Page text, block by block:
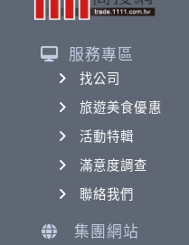
服務專區
找公司
旅遊美食優惠
活動特輯
滿意度調查
聯絡我們
集團網站